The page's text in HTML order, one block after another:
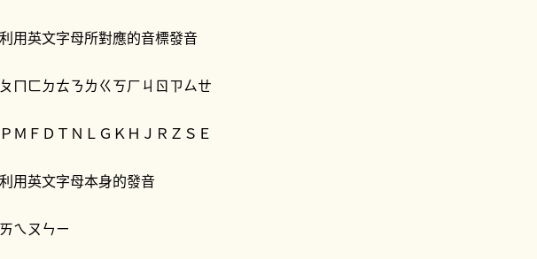
用英文字母所對應的音標發音
ㄇㄈㄉㄊㄋㄌㄍㄎㄏㄐㄖㄗㄙㄝ
ＭＦＤＴＮＬＧＫＨＪＲＺＳＥ
用英文字母本身的發音
ㄟㄡㄣㄧ